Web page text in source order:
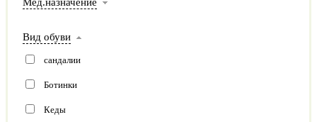
Вид обуви
сандалии
Ботинки
Кеды